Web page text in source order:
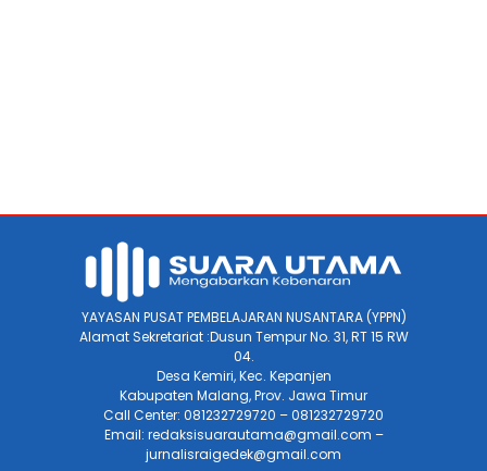
YAYASAN PUSAT PEMBELAJARAN NUSANTARA (YPPN)
Alamat Sekretariat :Dusun Tempur No. 31, RT 15 RW
04.
Desa Kemiri, Kec. Kepanjen
Kabupaten Malang, Prov. Jawa Timur
Call Center: 081232729720 – 081232729720
Email: redaksisuarautama@gmail.com –
jurnalisraigedek@gmail.com